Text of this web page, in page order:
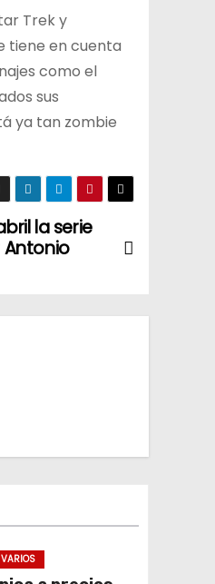
Trek y
tiene en cuenta
como el
sus
ya tan zombie
la serie
Antonio
VARIOS